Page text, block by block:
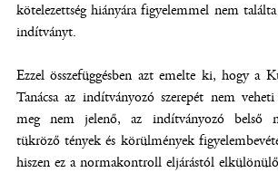
kötelezettség hiányára figyelemmel nem
indítványt.
Ezzel összefüggésben azt emelte ki, hogy a
Tanácsa az indítványozó szerepét nem
meg nem jelenő, az indítványozó belső
tükröző tények és körülmények
hiszen ez a normakontroll eljárástól